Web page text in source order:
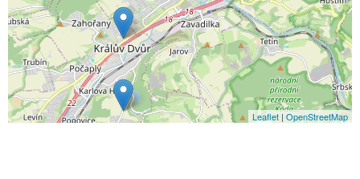
Leaflet|OpenStreetMap